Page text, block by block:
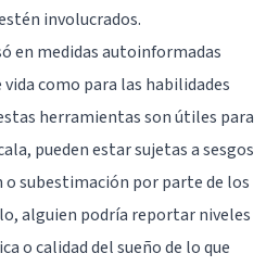
involucrados.
en medidas autoinformadas
como para las habilidades
herramientas son útiles para
pueden estar sujetas a sesgos
subestimación por parte de los
alguien podría reportar niveles
o calidad del sueño de lo que